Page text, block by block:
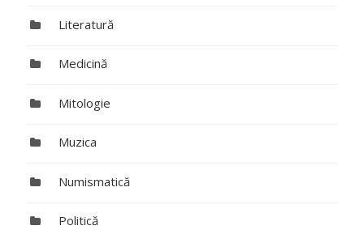
Literatură
Medicină
Mitologie
Muzica
Numismatică
Politică